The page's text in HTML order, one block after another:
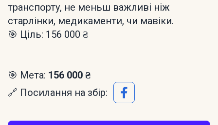
транспорту, не меньш важливі ніж
старлінки, медикаменти, чи мавіки.
🎯 Ціль: 156 000 ₴
🎯 Мета: 156 000 ₴
🔗 Посилання на збір: